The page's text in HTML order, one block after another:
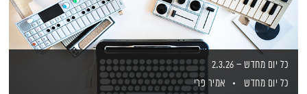
כל יום מחדש – 2.3.26
כל יום מחדש
אמיר פרי